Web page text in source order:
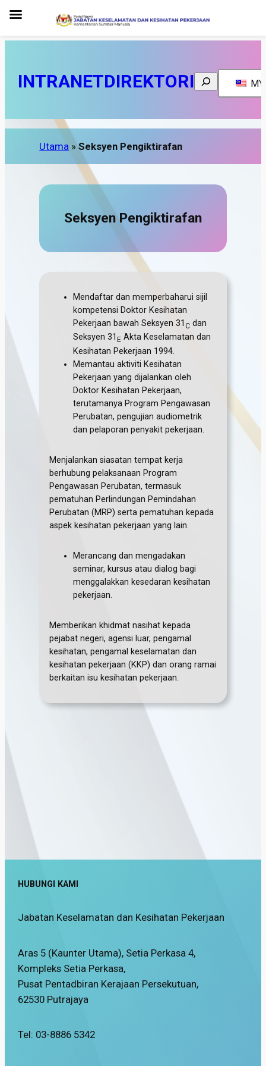
INTRANETDIREKTORI Search MY
Utama »Seksyen Pengiktirafan
Seksyen Pengiktirafan
Mendaftar dan memperbaharui sijil
kompetensi Doktor Kesihatan
Pekerjaan bawah Seksyen 31C dan
Seksyen 31E Akta Keselamatan dan
Kesihatan Pekerjaan 1994.
Memantau aktiviti Kesihatan
Pekerjaan yang dijalankan oleh
Doktor Kesihatan Pekerjaan,
terutamanya Program Pengawasan
Perubatan, pengujian audiometrik
dan pelaporan penyakit pekerjaan.
Menjalankan siasatan tempat kerja
berhubung pelaksanaan Program
Pengawasan Perubatan, termasuk
pematuhan Perlindungan Pemindahan
Perubatan (MRP) serta pematuhan kepada
aspek kesihatan pekerjaan yang lain.
Merancang dan mengadakan
seminar, kursus atau dialog bagi
menggalakkan kesedaran kesihatan
pekerjaan.
Memberikan khidmat nasihat kepada
pejabat negeri, agensi luar, pengamal
kesihatan, pengamal keselamatan dan
kesihatan pekerjaan (KKP) dan orang ramai
berkaitan isu kesihatan pekerjaan.
HUBUNGI KAMI
Jabatan Keselamatan dan Kesihatan Pekerjaan
Aras 5 (Kaunter Utama), Setia Perkasa 4,
Kompleks Setia Perkasa,
Pusat Pentadbiran Kerajaan Persekutuan,
62530 Putrajaya
Tel: 03-8886 5342